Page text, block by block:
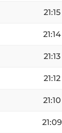
21:15
21:14
21:13
21:12
21:10
21:09